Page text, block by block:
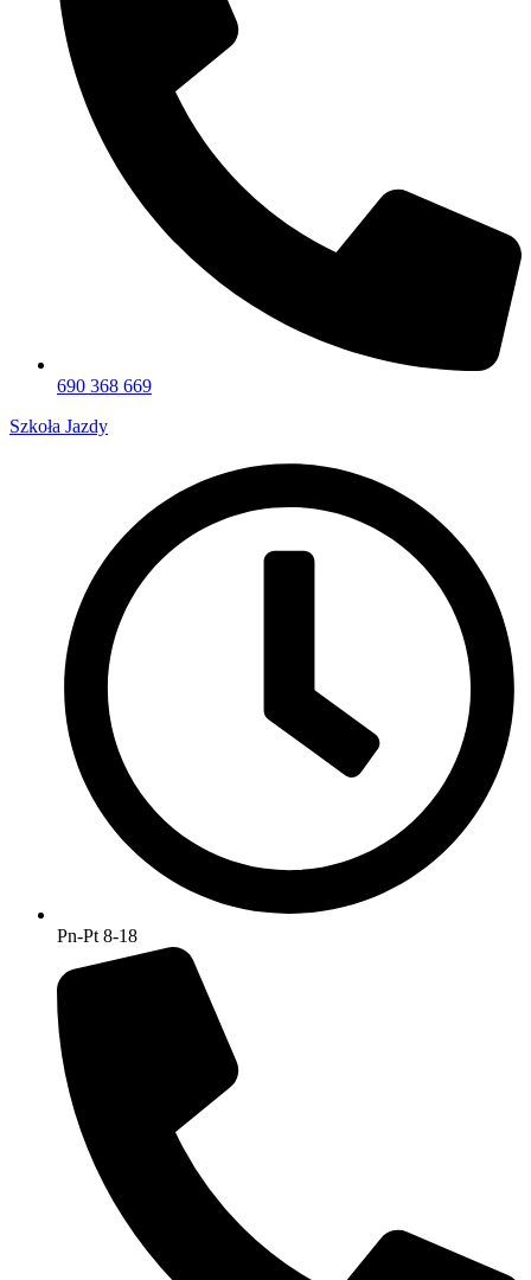
690 368 669
Szkoła Jazdy
Pn-Pt 8-18